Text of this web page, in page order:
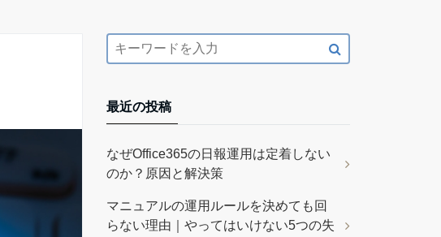
最近の投稿
なぜOffice365の日報運用は定着しない
のか？原因と解決策
マニュアルの運用ルールを決めても回
らない理由｜やってはいけない5つの失